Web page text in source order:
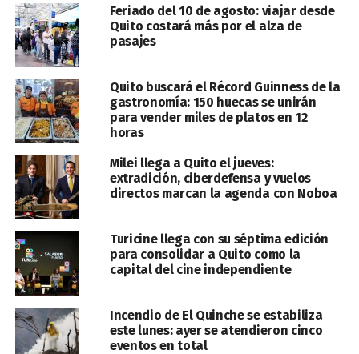
Feriado del 10 de agosto: viajar desde
Quito costará más por el alza de
pasajes
Quito buscará el Récord Guinness de la
gastronomía: 150 huecas se unirán
para vender miles de platos en 12
horas
Milei llega a Quito el jueves:
extradición, ciberdefensa y vuelos
directos marcan la agenda con Noboa
Turicine llega con su séptima edición
para consolidar a Quito como la
capital del cine independiente
Incendio de El Quinche se estabiliza
este lunes: ayer se atendieron cinco
eventos en total